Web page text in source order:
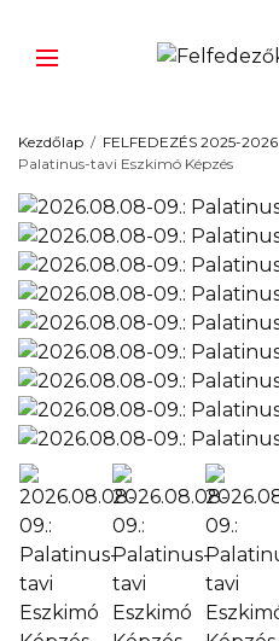
Kezdőlap / FELFEDEZÉS 2025-2026
Palatinus-tavi Eszkimó Képzés